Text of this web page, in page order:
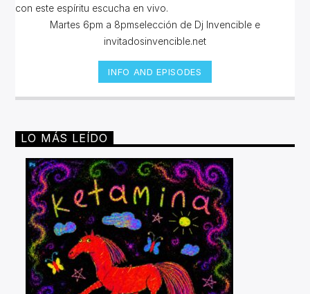
con este espíritu escucha en vivo.
Martes 6pm a 8pmselección de Dj Invencible e
invitadosinvencible.net
INFO AND EPISODES
LO MÁS LEÍDO